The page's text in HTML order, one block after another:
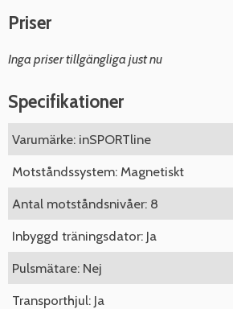
Priser
Inga priser tillgängliga just nu
Specifikationer
Varumärke: inSPORTline
Motståndssystem: Magnetiskt
Antal motståndsnivåer: 8
Inbyggd träningsdator: Ja
Pulsmätare: Nej
Transporthjul: Ja